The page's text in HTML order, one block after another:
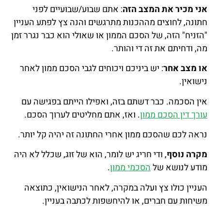
אני מכיר את המצב הזה: אתם שבוע/שבועיים לפני
חתונה, לחוצים מההכנות מתרגשים והנה צץ לפתע העניין
"הזניח" הזה, של הסכם הממון או שאולי הוא כבר נגרר זמן
מה, ודחיתם את זה די והותר.
או מצב אחר: יש ביניכם ויכוחים לגבי הסכם ממון לאחר
נישואין.
אין הסכמה. כבר דשתם בזה, ואפילו הייתם בפגישה עם
עורך דין הסכם ממון. ואז, אתם מחליטים לערוך הסכם.
נראה לכם שהסכם ממון אחרי החתונה זה יהיה קל יותר.
מקרה נוסף, ודי חריג יש לומר, הוא של זוג, שכלל לא היה
מודע לנושא שלהסכמי ממון.
העניין כולו צץ ועלה במקרה, לאחר הנישואין, כתוצאה
משיחות עם חברים, או להיחשפות לכתבה בעניין.